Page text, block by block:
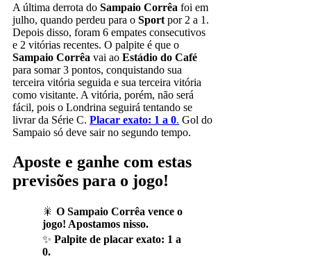
A última derrota do Sampaio Corrêa foi em
julho, quando perdeu para o Sport por 2 a 1.
Depois disso, foram 6 empates consecutivos
e 2 vitórias recentes. O palpite é que o
Sampaio Corrêa vai ao Estádio do Café
para somar 3 pontos, conquistando sua
terceira vitória seguida e sua terceira vitória
como visitante. A vitória, porém, não será
fácil, pois o Londrina seguirá tentando se
livrar da Série C. Placar exato: 1 a 0. Gol do
Sampaio só deve sair no segundo tempo.
Aposte e ganhe com estas
previsões para o jogo!
🎇 O Sampaio Corrêa vence o
jogo! Apostamos nisso.
✨ Palpite de placar exato: 1 a
0.